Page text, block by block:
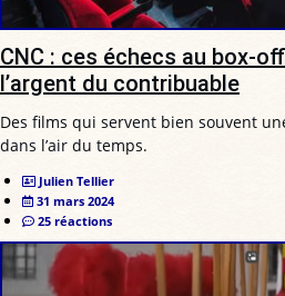
CNC : ces échecs au box-
l’argent du contribuable
Des films qui servent bien souvent
dans l’air du temps.
Julien Tellier
31 mars 2024
25 réactions